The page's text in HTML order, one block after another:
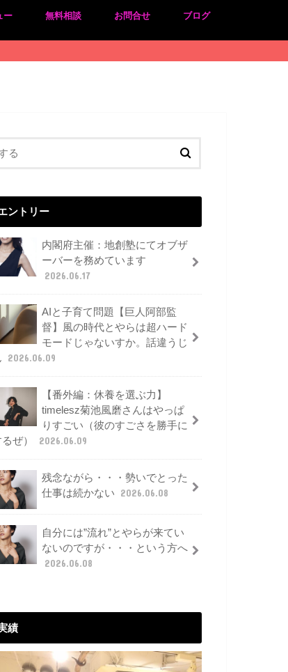
ー 無料相談 お問合せ ブログ
ントリー
内閣府主催：地創塾にてオブザ
ーバーを務めています
2026.06.17
AIと子育て問題【巨人阿部監
督】風の時代とやらは超ハード
モードじゃないすか。話違うじ
2026.06.09
【番外編：休養を選ぶ力】
timelesz菊池風磨さんはやっぱ
りすごい（彼のすごさを勝手に
ぜ）
2026.06.09
残念ながら・・・勢いでとった
仕事は続かない
2026.06.08
自分には”流れ”とやらが来てい
ないのですが・・・という方へ
2026.06.08
績